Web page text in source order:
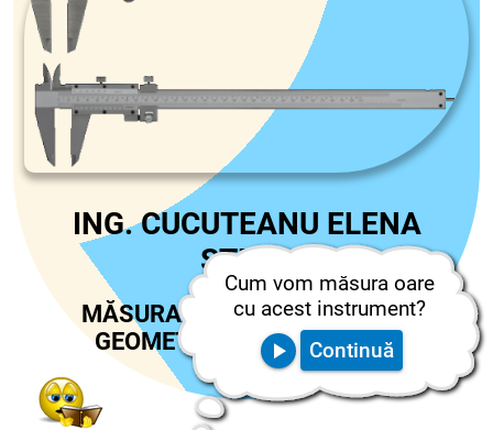
Cum vom măsura oare
cu acest instrument?
Continuă
ING. CUCUTEANU ELENA
STELA
MĂSURAREA DIMENSIUNILOR
GEOMETRICE CU ȘUBLERUL